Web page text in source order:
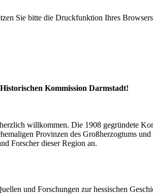
Sie bitte die Druckfunktion Ihres
Kommission Darmstadt!
willkommen. Die 1908 gegründete
Provinzen des Großherzogtums
Forscher dieser Region an.
und Forschungen zur hessischen